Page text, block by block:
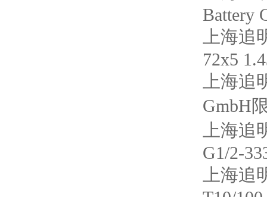
Battery
上海
72x5
上海
GmbH
上海
G1/2-
上海